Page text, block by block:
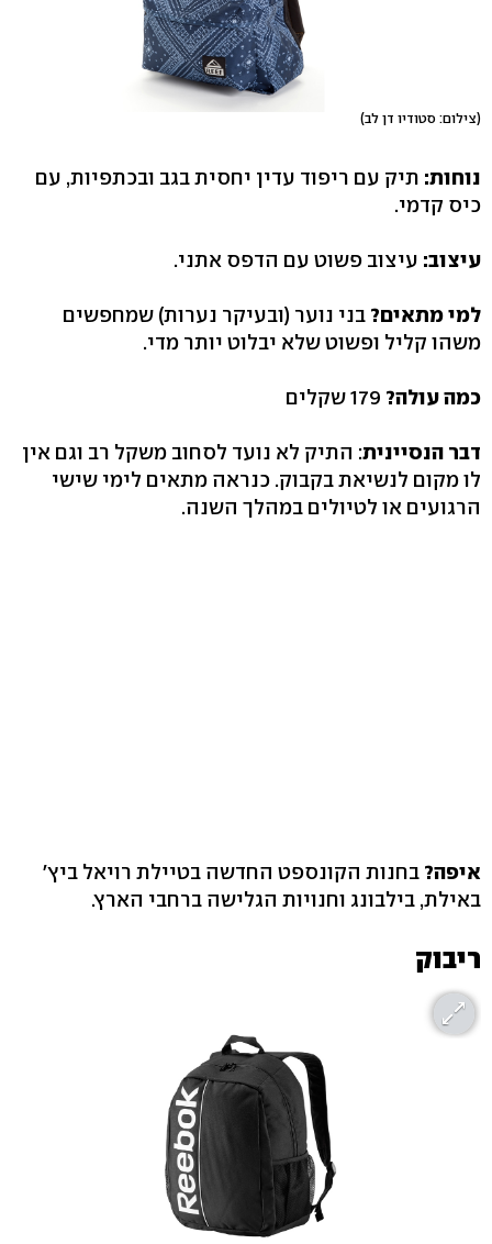
(צילום: סטודיו דן לב)
נוחות: תיק עם ריפוד עדין יחסית בגב ובכתפיות, עם
כיס קדמי.
עיצוב: עיצוב פשוט עם הדפס אתני.
למי מתאים? בני נוער (ובעיקר נערות) שמחפשים
משהו קליל ופשוט שלא יבלוט יותר מדי.
כמה עולה?
דבר הנסיינית: התיק לא נועד לסחוב משקל רב וגם אין
לו מקום לנשיאת בקבוק. כנראה מתאים לימי שישי
הרגועים או לטיולים במהלך השנה.
איפה? בחנות הקונספט החדשה בטיילת רויאל ביץ'
באילת, בילבונג וחנויות הגלישה ברחבי הארץ.
ריבוק